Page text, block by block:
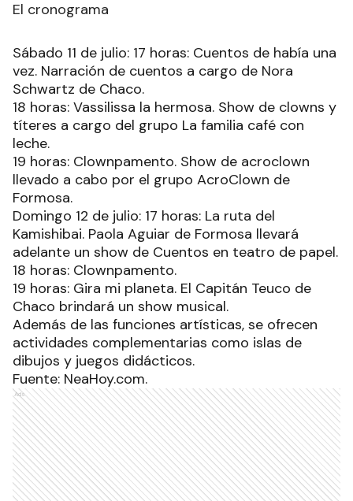
El cronograma
Sábado 11 de julio: 17 horas: Cuentos de había una
vez. Narración de cuentos a cargo de Nora
Schwartz de Chaco.
18 horas: Vassilissa la hermosa. Show de clowns y
títeres a cargo del grupo La familia café con
leche.
19 horas: Clownpamento. Show de acroclown
llevado a cabo por el grupo AcroClown de
Formosa.
Domingo 12 de julio: 17 horas: La ruta del
Kamishibai. Paola Aguiar de Formosa llevará
adelante un show de Cuentos en teatro de papel.
18 horas: Clownpamento.
19 horas: Gira mi planeta. El Capitán Teuco de
Chaco brindará un show musical.
Además de las funciones artísticas, se ofrecen
actividades complementarias como islas de
dibujos y juegos didácticos.
Fuente: NeaHoy.com.
Ads